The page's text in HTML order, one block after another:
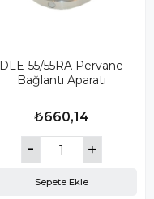
DLE-55/55RA Pervane
Bağlantı Aparatı
₺660,14
Sepete Ekle